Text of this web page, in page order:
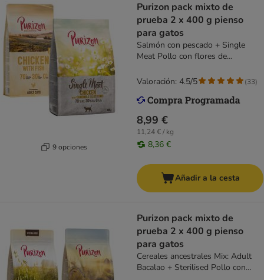
9 opciones
Purizon pack mixto de
prueba 2 x 400 g pienso
para gatos
Salmón con pescado + Single
Meat Pollo con flores de
8,99 €
11,24 € / kg
8,36 €
Valoración: 4.5/5 (33)
Añadir a la cesta
Purizon pack mixto de
prueba 2 x 400 g pienso
para gatos
Cereales ancestrales Mix: Adult
Bacalao + Sterilised Pollo con